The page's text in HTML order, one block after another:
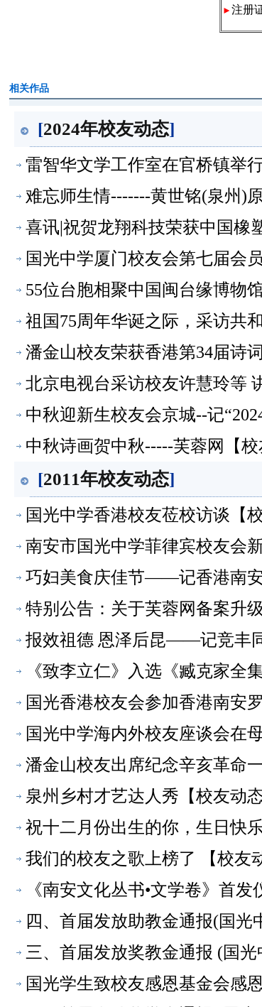
► 注册
相关作品
[2024年校友动态]
雷智华文学工作室在官桥镇举
难忘师生情-------黄世铭(泉州)
喜讯|祝贺龙翔科技荣获中国橡
国光中学厦门校友会第七届会
55位台胞相聚中国闽台缘博物
祖国75周年华诞之际，采访共
潘金山校友荣获香港第34届诗
北京电视台采访校友许慧玲等
中秋迎新生校友会京城--记
中秋诗画贺中秋-----芙蓉网【校
[2011年校友动态]
国光中学香港校友莅校访谈【
南安市国光中学菲律宾校友会
巧妇美食庆佳节——记香港南安
特别公告：关于芙蓉网备案升
报效祖德 恩泽后昆——记竞丰
《致李立仁》入选《臧克家全
国光香港校友会参加香港南安
国光中学海内外校友座谈会在
潘金山校友出席纪念辛亥革命
泉州乡村才艺达人秀【校友动态
祝十二月份出生的你，生日快
我们的校友之歌上榜了 【校友
《南安文化丛书•文学卷》首
四、首届发放助教金通报(国光
三、首届发放奖教金通报 (国
国光学生致校友感恩基金会感